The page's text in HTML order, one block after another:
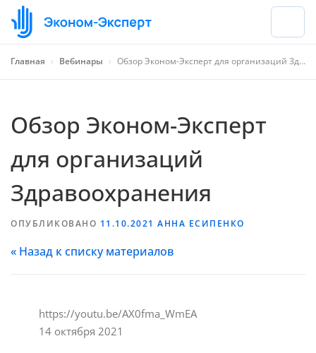
Главная › Вебинары › Обзор Эконом-Эксперт для организаций Здравоохранения
Обзор Эконом-Эксперт
для организаций
Здравоохранения
ОПУБЛИКОВАНО 11.10.2021 АННА ЕСИПЕНКО
« Назад к списку материалов
https://youtu.be/AX0fma_WmEA
14 октября 2021